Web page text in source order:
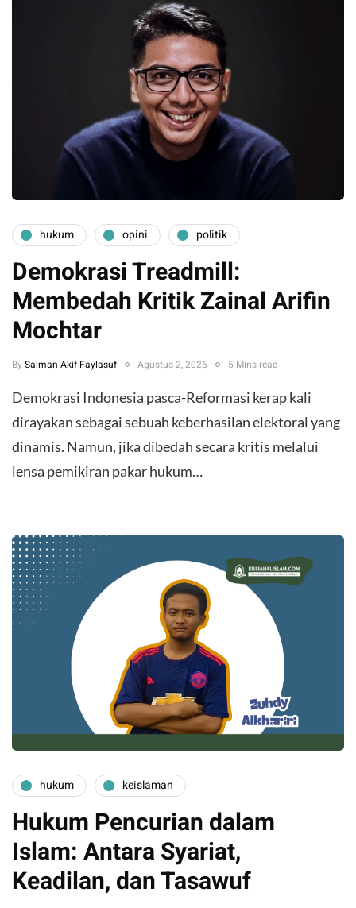
hukum opini politik
Demokrasi Treadmill:
Membedah Kritik Zainal Arifin
Mochtar
By Salman Akif Faylasuf Agustus 2, 2026 5 Mins read
Demokrasi Indonesia pasca-Reformasi kerap kali
dirayakan sebagai sebuah keberhasilan elektoral yang
dinamis. Namun, jika dibedah secara kritis melalui
lensa pemikiran pakar hukum…
hukum keislaman
Hukum Pencurian dalam
Islam: Antara Syariat,
Keadilan, dan Tasawuf